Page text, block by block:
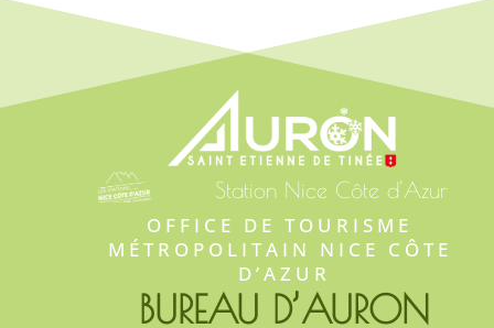
Station Nice Côte d'Azur
OFFICE DE TOURISME
MÉTROPOLITAIN NICE CÔTE
D’AZUR
BUREAU D’AURON